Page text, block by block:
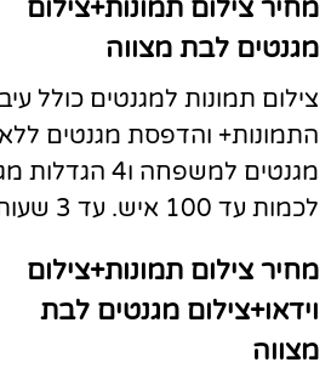
מחיר צילום תמונות+צילום
מגנטים לבת מצווה
צילום תמונות למגנטים כולל
התמונות+ והדפסת מגנטים
מגנטים למשפחה
לכמות עד 100 איש. עד 3 שעות.
מחיר צילום תמונות+צילום
וידאו+צילום מגנטים לבת
מצווה